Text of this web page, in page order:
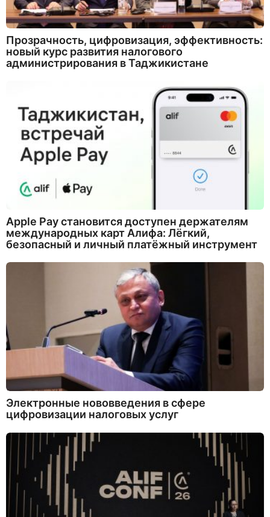
Прозрачность, цифровизация, эффективность:
новый курс развития налогового
администрирования в Таджикистане
Apple Pay становится доступен держателям
международных карт Алифа: Лёгкий,
безопасный и личный платёжный инструмент
Электронные нововведения в сфере
цифровизации налоговых услуг